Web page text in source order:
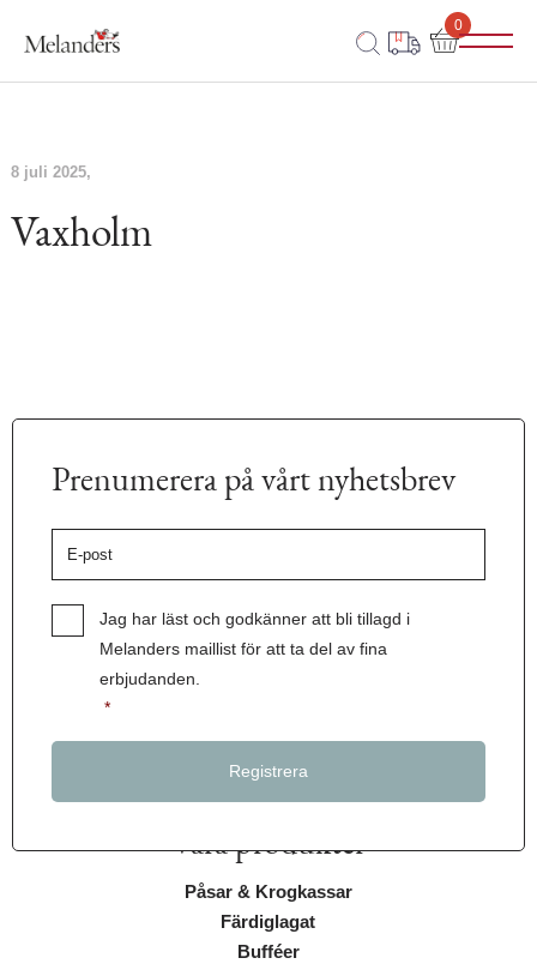
0
8 juli 2025
Vaxholm
Prenumerera på vårt nyhetsbrev
E-
post
Samtycke *
Jag har läst och godkänner att bli tillagd i
Melanders maillist för att ta del av fina
erbjudanden.
*
Våra produkter
Påsar & Krogkassar
Färdiglagat
Bufféer